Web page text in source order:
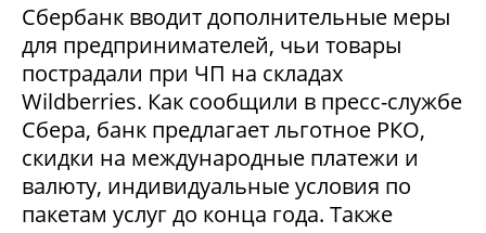
Сбербанк вводит дополнительные меры
для предпринимателей, чьи товары
пострадали при ЧП на складах
Wildberries. Как сообщили в пресс-службе
Сбера, банк предлагает льготное РКО,
скидки на международные платежи и
валюту, индивидуальные условия по
пакетам услуг до конца года. Также